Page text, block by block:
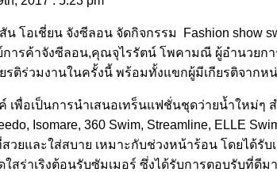
น โอเชี่ยน จังซีลอน จัดกิจกรรม Fashion show
การค้าจังซีลอน,คุณจุไรรัตน์ โพคามณี ผู้อำนวย
รติร่วมงานในครั้งนี้ พร้อมทั้งแขกผู้มีเกียรติจาก
เพื่อเป็นการนำเสนอเทร็นแฟชั่นชุดว่ายน้ำใหม่
Isomare, 360 Swim, Streamline,
วยและใส่สบาย เหมาะกับช่วงหน้าร้อน โดยได้
สร่าเริงต้อนรับซัมเมอร์ ซึ่งได้รับการตอบรับที่ดีม